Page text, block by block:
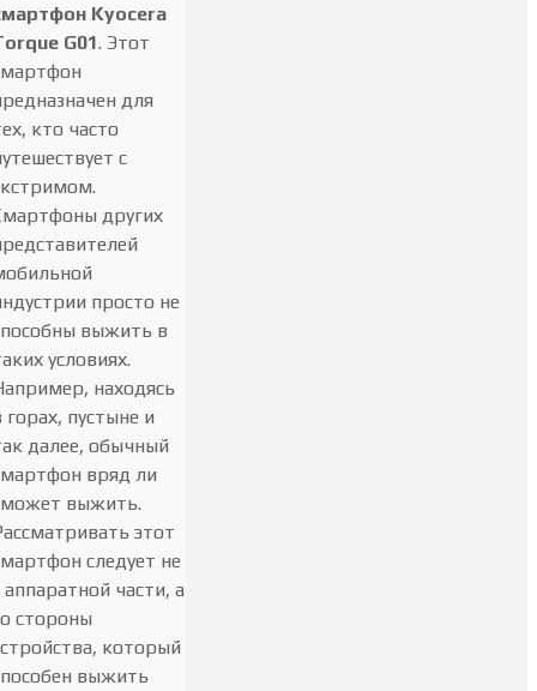
Kyocera
G01. Этот
для
кто часто
с
других
просто не
выжить в
условиях.
находясь
горах, пустыне и
далее, обычный
вряд ли
выжить.
этот
следует не
аппаратной части, а
стороны
который
выжить